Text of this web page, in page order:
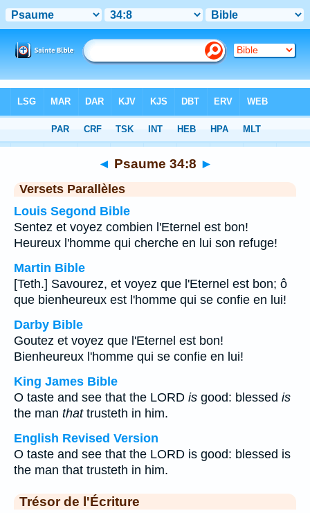
Chapitre 34> Verset 8
◄ Psaume 34:8 ►
Versets Parallèles
Louis Segond Bible
Sentez et voyez combien l'Eternel est bon!
Heureux l'homme qui cherche en lui son refuge!
Martin Bible
[Teth.] Savourez, et voyez que l'Eternel est bon; ô
que bienheureux est l'homme qui se confie en lui!
Darby Bible
Goutez et voyez que l'Eternel est bon!
Bienheureux l'homme qui se confie en lui!
King James Bible
O taste and see that the LORD is good: blessed is
the man thattrusteth in him.
English Revised Version
O taste and see that the LORD is good: blessed is
the man that trusteth in him.
Trésor de l'Écriture